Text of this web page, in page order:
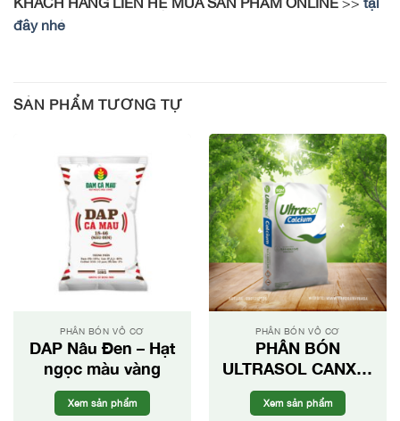
đây nhé
SẢN PHẨM TƯƠNG TỰ
PHÂN BÓN VÔ CƠ
DAP Nâu Đen – Hạt
ngọc màu vàng
Xem sản phẩm
PHÂN BÓN VÔ CƠ
PHÂN BÓN
ULTRASOL CANXI –
NHẬP KHẨU TỪ
MỸ
Xem sản phẩm